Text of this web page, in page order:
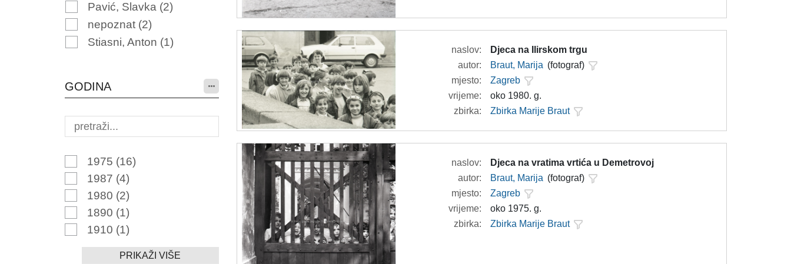
Pavić, Slavka (2)
nepoznat (2)
Stiasni, Anton (1)
GODINA
1975 (16)
1987 (4)
1980 (2)
1890 (1)
1910 (1)
PRIKAŽI VIŠE
naslov:
Djeca na Ilirskom trgu
autor:
Braut, Marija (fotograf)
mjesto:
Zagreb
vrijeme:
oko 1980. g.
zbirka:
Zbirka Marije Braut
naslov:
Djeca na vratima vrtića u Demetrovoj
autor:
Braut, Marija (fotograf)
mjesto:
Zagreb
vrijeme:
oko 1975. g.
zbirka:
Zbirka Marije Braut